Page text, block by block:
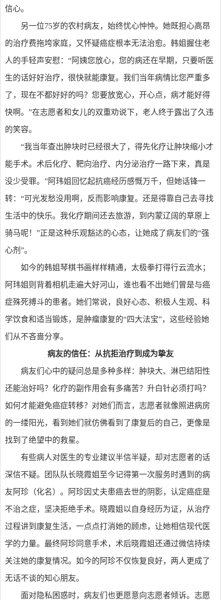
信心。
另一位75岁的农村病友，始终忧心忡忡。她既担心高昂
的治疗费拖垮家庭，又怀疑癌症根本无法治愈。韩姐握住老
人的手轻声安慰：“阿姨您放心，您的病还在早期，只要听医
生的话好好治疗，很快就能康复。我们当年病情比您严重多
了，现在不都好好的吗？您要放宽心，开心点，病才能好得
快啊。”在志愿者和女儿的双重劝说下，老人终于露出了久违
的笑容。
“我当年查出肿块时已经很大了，得先化疗让肿块缩小才
能手术。术后化疗、靶向治疗、内分泌治疗一路下来，真是
没少受罪。”阿玮姐回忆起抗癌经历感慨万千，但她话锋一
转：“可光发愁没用啊，反而影响康复。还是得靠自己去寻找
生活中的快乐。我化疗期间还去旅游，到内蒙辽阔的草原上
骑马呢！”正是这种乐观豁达的心态，让她成了病友们的“强
心剂”。
如今的韩姐琴棋书画样样精通，太极拳打得行云流水；
阿玮姐则背着相机走遍大好河山，谁也看不出她们曾是与癌
症殊死搏斗的患者。她们常说，良好心态、积极人生观、科
学饮食和适当锻炼，是肿瘤康复的“四大法宝”，这些经验她
们从不吝啬分享。
病友的信任：从抗拒治疗到成为挚友
病友们心中的疑问总是多种多样：肿块大、淋巴结阳性
还能治好吗？化疗的副作用会有多痛苦？升白针必须打吗？
如何才能避免癌症转移？对她们而言，志愿者就像照进病房
的一缕阳光，看到她们就仿佛看到了康复后的自己，更像是
找到了绝望中的救星。
有些病人对医生的专业建议半信半疑，却对志愿者的话
深信不疑。团队队长晓霞姐至今记得第一次服务时遇到的病
友阿珍（化名）。阿珍因丈夫患癌去世的阴影，认定癌症是
不治之症，坚决拒绝手术。晓霞姐以自身经历为证，从治疗
过程讲到康复生活，一点点打消她的顾虑，让她相信现代医
学的力量。最终阿珍同意手术，术后晓霞姐还通过微信持续
关注她的康复情况。如今的阿珍不仅恢复良好，两人更成了
无话不谈的知心朋友。
面对隐私困惑时，病友们也更愿意向志愿者倾诉。志愿